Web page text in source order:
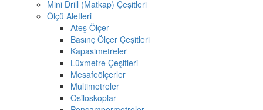
Mini Drill (Matkap) Çeşitleri
Ölçü Aletleri
Ateş Ölçer
Basınç Ölçer Çeşitleri
Kapasimetreler
Lüxmetre Çeşitleri
Mesafeölçerler
Multimetreler
Osiloskoplar